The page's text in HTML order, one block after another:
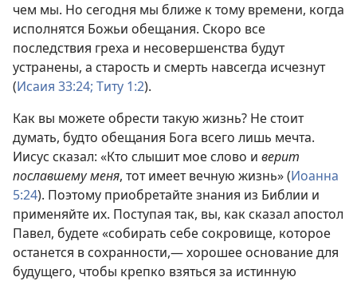
чем мы. Но сегодня мы ближе к тому времени, когда
исполнятся Божьи обещания. Скоро все
последствия греха и несовершенства будут
устранены, а старость и смерть навсегда исчезнут
(Исаия 33:24; Титу 1:2).
Как вы можете обрести такую жизнь? Не стоит
думать, будто обещания Бога всего лишь мечта.
Иисус сказал: «Кто слышит мое слово и верит
пославшему меня, тот имеет вечную жизнь» (Иоанна
5:24). Поэтому приобретайте знания из Библии и
применяйте их. Поступая так, вы, как сказал апостол
Павел, будете «собирать себе сокровище, которое
останется в сохранности,— хорошее основание для
будущего, чтобы крепко взяться за истинную